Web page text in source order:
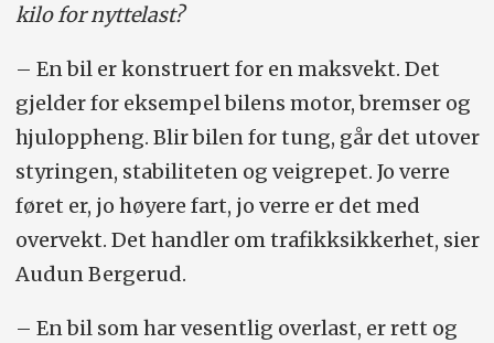
kilo for nyttelast?
– En bil er konstruert for en maksvekt. Det
gjelder for eksempel bilens motor, bremser og
hjul­oppheng. Blir bilen for tung, går det utover
styringen, stabiliteten og veigrepet. Jo verre
føret er, jo høyere fart, jo verre er det med
overvekt. Det handler om trafikk­sikkerhet, sier
Audun Bergerud.
– En bil som har vesentlig overlast, er rett og